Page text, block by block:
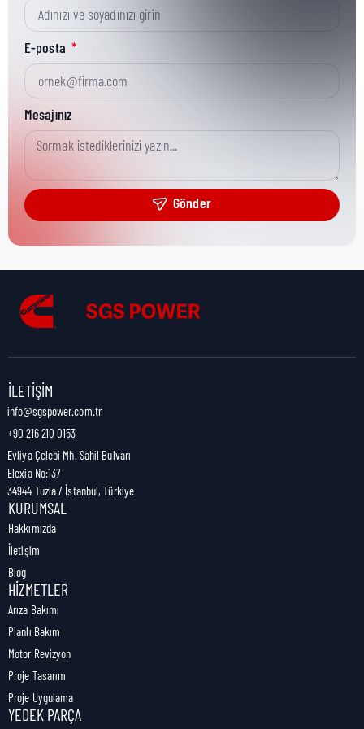
Kısa Parça No:
Ürün Grubu:
Ürün Kategorisi:
Nakliye Yüksekliği:
Nakliye Uzunluğu:
Nakliye Ağırlığı:
E-posta
Mesajınız
Gönder
İLETIŞIM
info@sgspower.com.tr
+90 216 210 0153
Evliya Çelebi Mh. Sahil Bulvarı
Elexia No:137
34944 Tuzla / İstanbul, Türkiye
KURUMSAL
Hakkımızda
İletişim
Blog
HIZMETLER
Arıza Bakımı
Planlı Bakım
Motor Revizyon
Proje Tasarım
Proje Uygulama
YEDEK PARÇA